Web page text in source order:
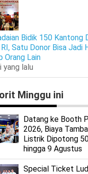
Bidik 150 Kantong
Satu Donor Bisa Jadi
Orang Lain
yang lalu
Minggu ini
Datang ke Booth
2026, Biaya
Listrik Dipotong
hingga 9 Agustus
Special Ticket